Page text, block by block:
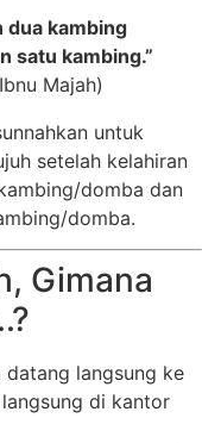
dua kambing
satu kambing.”
Majah)
untuk
setelah kelahiran
domba dan
domba.
Gimana
datang langsung ke
di kantor